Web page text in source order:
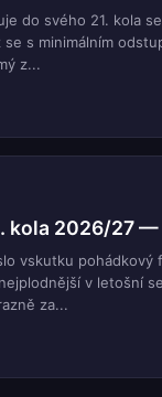
do svého 21. kola
s minimálním
z...
kola 2026/27
vskutku
v letošní
za...